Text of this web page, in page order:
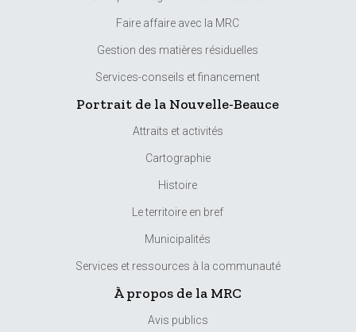
Faire affaire avec la MRC
Gestion des matières résiduelles
Services-conseils et financement
Portrait de la Nouvelle-Beauce
Attraits et activités
Cartographie
Histoire
Le territoire en bref
Municipalités
Services et ressources à la communauté
À propos de la MRC
Avis publics